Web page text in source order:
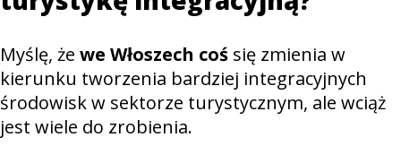
Myślę, że we Włoszech coś się zmienia w
kierunku tworzenia bardziej integracyjnych
środowisk w sektorze turystycznym, ale wciąż
jest wiele do zrobienia.